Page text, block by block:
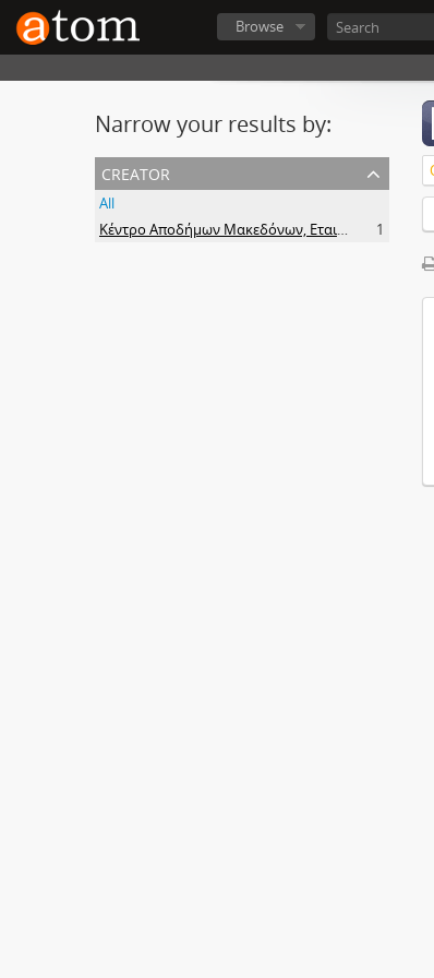
Browse
Narrow your results by:
creator
All
Κέντρο Αποδήμων Μακεδόνων, Εταιρεία Μακεδονικών Σπουδών.
1